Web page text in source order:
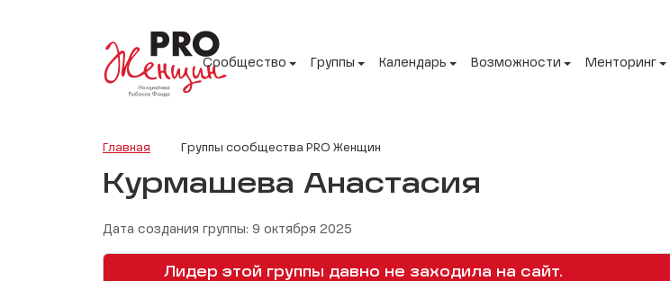
Сообщество Группы Календарь Возможности Менторинг
Главная Группы сообщества PRO Женщин
Курмашева Анастасия
Дата создания группы: 9 октября 2025
Лидер этой группы давно не заходила на сайт.